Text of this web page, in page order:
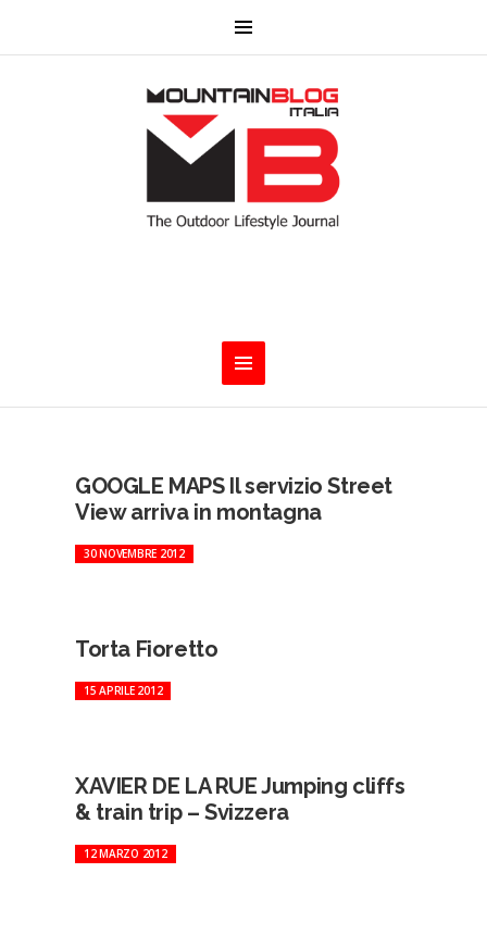
GOOGLE MAPS Il servizio Street
View arriva in montagna
30 NOVEMBRE 2012
Torta Fioretto
15 APRILE 2012
XAVIER DE LA RUE Jumping cliffs
& train trip – Svizzera
12 MARZO 2012